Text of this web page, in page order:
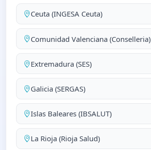
Ceuta (INGESA Ceuta)
Comunidad Valenciana (Conselleria)
Extremadura (SES)
Galicia (SERGAS)
Islas Baleares (IBSALUT)
La Rioja (Rioja Salud)